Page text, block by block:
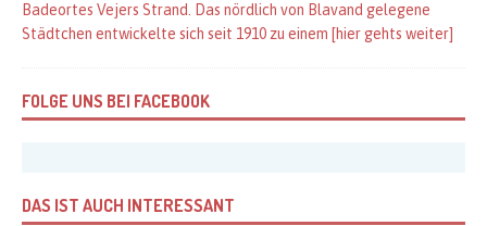
Badeortes Vejers Strand. Das nördlich von Blavand gelegene
Städtchen entwickelte sich seit 1910 zu einem [hier gehts weiter]
FOLGE UNS BEI FACEBOOK
DAS IST AUCH INTERESSANT